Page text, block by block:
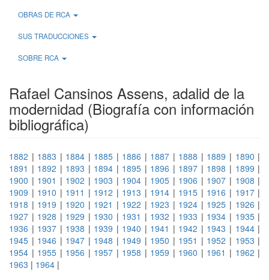
OBRAS DE RCA
SUS TRADUCCIONES
SOBRE RCA
Rafael Cansinos Assens, adalid de la
modernidad (Biografía con información
bibliográfica)
1882 | 1883 | 1884 | 1885 | 1886 | 1887 | 1888 | 1889 | 1890 |
1891 | 1892 | 1893 | 1894 | 1895 | 1896 | 1897 | 1898 | 1899 |
1900 | 1901 | 1902 | 1903 | 1904 | 1905 | 1906 | 1907 | 1908 |
1909 | 1910 | 1911 | 1912 | 1913 | 1914 | 1915 | 1916 | 1917|
1918 | 1919 | 1920 | 1921 | 1922 | 1923 | 1924 | 1925 | 1926 |
1927 | 1928 | 1929 | 1930 | 1931 | 1932 | 1933 | 1934 | 1935|
1936 | 1937 | 1938 | 1939 | 1940 | 1941 | 1942 | 1943 | 1944|
1945 | 1946 | 1947 | 1948 | 1949 | 1950 | 1951 | 1952 | 1953 |
1954 | 1955 | 1956 | 1957 | 1958 | 1959 | 1960 | 1961 | 1962 |
1963 | 1964 |